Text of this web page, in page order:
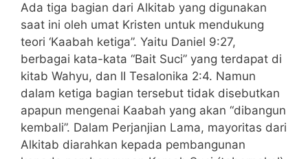
Ada tiga bagian dari Alkitab yang digunakan
saat ini oleh umat Kristen untuk mendukung
teori ‘Kaabah ketiga”. Yaitu Daniel 9:27,
berbagai kata-kata “Bait Suci” yang terdapat di
kitab Wahyu, dan II Tesalonika 2:4. Namun
dalam ketiga bagian tersebut tidak disebutkan
apapun mengenai Kaabah yang akan “dibangun
kembali”. Dalam Perjanjian Lama, mayoritas dari
Alkitab diarahkan kepada pembangunan